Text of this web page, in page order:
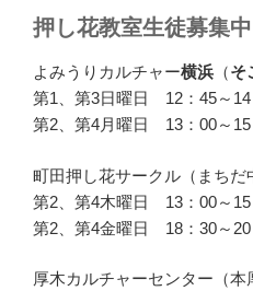
押し花教室生徒募集
よみうりカルチャー横浜 （そ
第1、第3日曜日 12：45～14
第2、第4月曜日 13：00～15
町田押し花サークル（まちだ
第2、第4木曜日 13：00～15
第2、第4金曜日 18：30～20
厚木カルチャーセンター（本